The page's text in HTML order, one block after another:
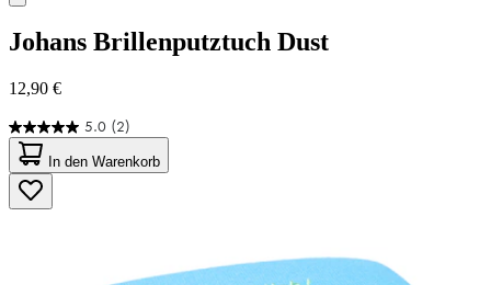
Johans Brillenputztuch Dust
12,90 €
5.0 (2)
5.0
von
5
Sternen.
2
In den Warenkorb